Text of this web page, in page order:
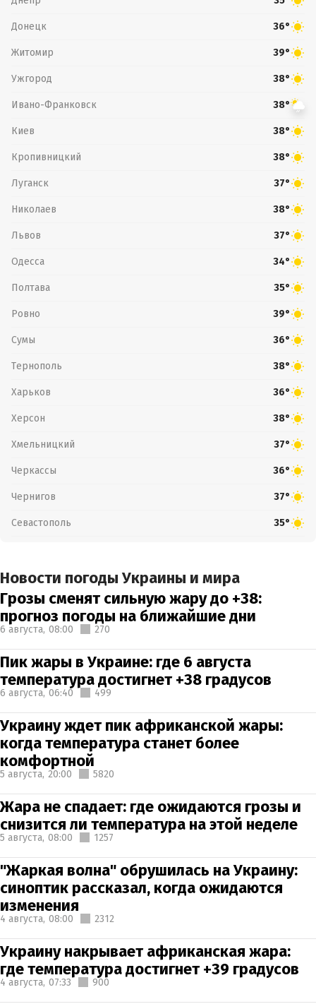
Донецк 36°
Житомир 39°
Ужгород 38°
Ивано-Франковск 38°
Киев 38°
Кропивницкий 38°
Луганск 37°
Николаев 38°
Львов 37°
Одесса 34°
Полтава 35°
Ровно 39°
Сумы 36°
Тернополь 38°
Харьков 36°
Херсон 38°
Хмельницкий 37°
Черкассы 36°
Чернигов 37°
Севастополь 35°
Новости погоды Украины и мира
Грозы сменят сильную жару до +38:
прогноз погоды на ближайшие дни
6 августа, 08:00 270
Пик жары в Украине: где 6 августа
температура достигнет +38 градусов
6 августа, 06:40 499
Украину ждет пик африканской жары:
когда температура станет более
комфортной
5 августа, 20:00 5820
Жара не спадает: где ожидаются грозы и
снизится ли температура на этой неделе
5 августа, 08:00 1257
"Жаркая волна" обрушилась на Украину:
синоптик рассказал, когда ожидаются
изменения
4 августа, 08:00 2312
Украину накрывает африканская жара:
где температура достигнет +39 градусов
4 августа, 07:33 900